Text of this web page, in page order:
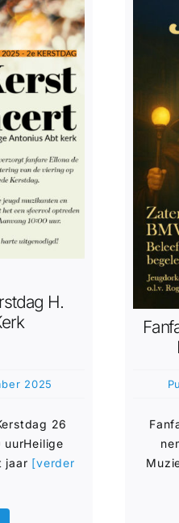
H.
2025
26
uurHeilige
jaar [verder